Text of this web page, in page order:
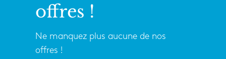
offres !
Ne manquez plus aucune de nos
offres !